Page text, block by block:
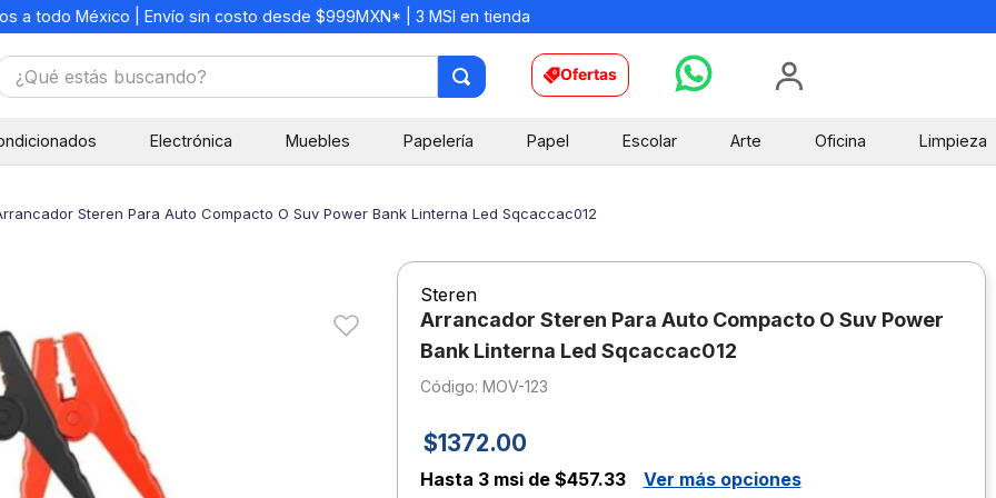
a todo México | Envío sin costo desde $999MXN* | 3 MSI en tienda
estás buscando? Ofertas
Electrónica Muebles Papelería Papel Escolar Arte Oficina Limpieza
Steren Para Auto Compacto O Suv Power Bank Linterna Led Sqcaccac012
Steren
Arrancador Steren Para Auto Compacto O Suv Power
Bank Linterna Led Sqcaccac012
: MOV-123
$1372.00
Hasta 3 msi de $457.33
Ver más opciones
6 .
boligrafo
.
lapiz
8
escritorio
9.
sacapuntas